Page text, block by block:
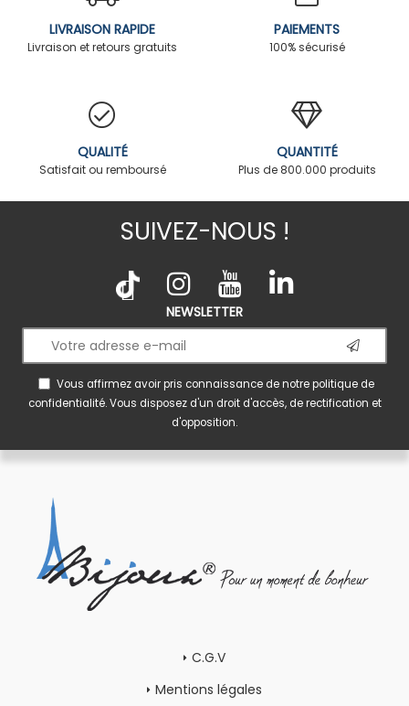
LIVRAISON RAPIDE
Livraison et retours gratuits
PAIEMENTS
100% sécurisé
QUALITÉ
Satisfait ou remboursé
QUANTITÉ
Plus de 800.000 produits
SUIVEZ-NOUS !
NEWSLETTER
Vous affirmez avoir pris connaissance de notrepolitique de
confidentialité. Vous disposez d'un droit d'accès, de rectification et
d'opposition.
C.G.V
Mentions légales